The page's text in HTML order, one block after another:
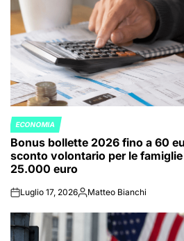
POSTED
IN
ECONOMIA
Bonus bollette 2026 fino a 60
sconto volontario per le famiglie
25.000 euro
onLuglio 17, 2026Posted
Matteo Bianchi